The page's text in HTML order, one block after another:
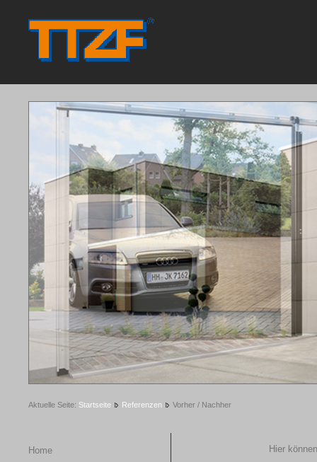
1 2 3 4 5
Aktuelle Seite: Startseite Referenzen Vorher / Nachher
Home
Hier